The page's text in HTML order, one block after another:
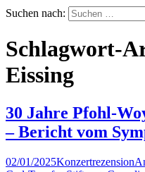
Suchen nach:
Schlagwort-
Eissing
30 Jahre Pfohl-
– Bericht vom
02/01/2025Konzertrezension